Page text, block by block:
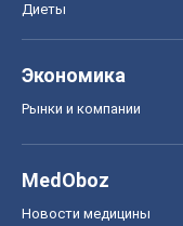
Диеты
Экономика
Рынки и компании
MedOboz
Новости медицины